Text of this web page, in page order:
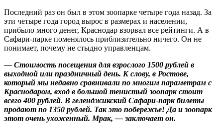
Последний раз он был в этом зоопарке четыре года назад. За
эти четыре года город вырос в размерах и населении,
прибыло много денег, Краснодар взорвал все рейтинги. А в
Сафари-парке поменялось приблизительно ничего. Он не
понимает, почему не стыдно управленцам.
— Стоимость посещения для взрослого 1500 рублей в
выходной или праздничный день. К слову, в Ростове,
который мы недавно сравнивали по многим параметрам с
Краснодаром, вход в большой тенистый зоопарк стоит
всего 400 рублей. В геленджикский Сафари-парк билеты
продают по 1350 рублей. Так это побережье! Да и зоопарк
этот очень ухоженный. Мрак, — заключает он.